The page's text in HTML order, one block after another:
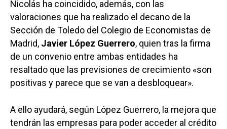
Nicolás ha coincidido, además, con las
valoraciones que ha realizado el decano de la
Sección de Toledo del Colegio de Economistas de
Madrid, Javier López Guerrero, quien tras la firma
de un convenio entre ambas entidades ha
resaltado que las previsiones de crecimiento «son
positivas y parece que se van a desbloquear».
A ello ayudará, según López Guerrero, la mejora que
tendrán las empresas para poder acceder al crédito